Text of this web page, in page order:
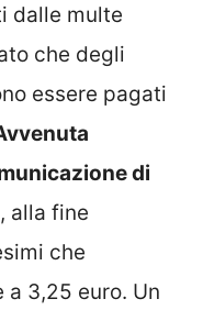
dalle multe
che degli
essere pagati
di
alla fine
che
3,25 euro. Un